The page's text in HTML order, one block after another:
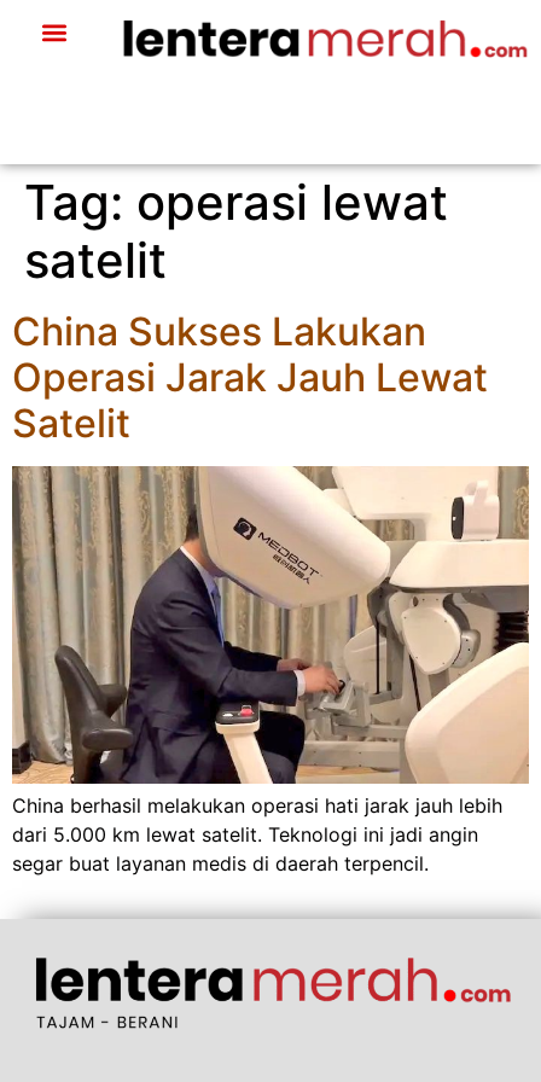
Tag: operasi lewat
satelit
China Sukses Lakukan
Operasi Jarak Jauh Lewat
Satelit
China berhasil melakukan operasi hati jarak jauh lebih
dari 5.000 km lewat satelit. Teknologi ini jadi angin
segar buat layanan medis di daerah terpencil.